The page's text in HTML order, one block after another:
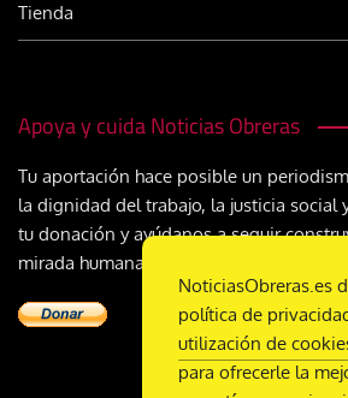
Tienda
Apoya y cuida Noticias Obreras
Tu aportación hace posible un
la dignidad del trabajo, la justicia social
tu donación y ayúdanos a seguir
mirada humana y cristiana sobre el
NoticiasObreras.es
política de
utilización de
para ofrecerle la